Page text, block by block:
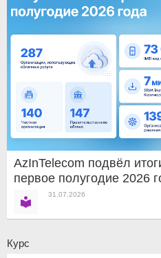
AzInTelecom подвёл
первое полугодие 2026
31.07.2026
Курс